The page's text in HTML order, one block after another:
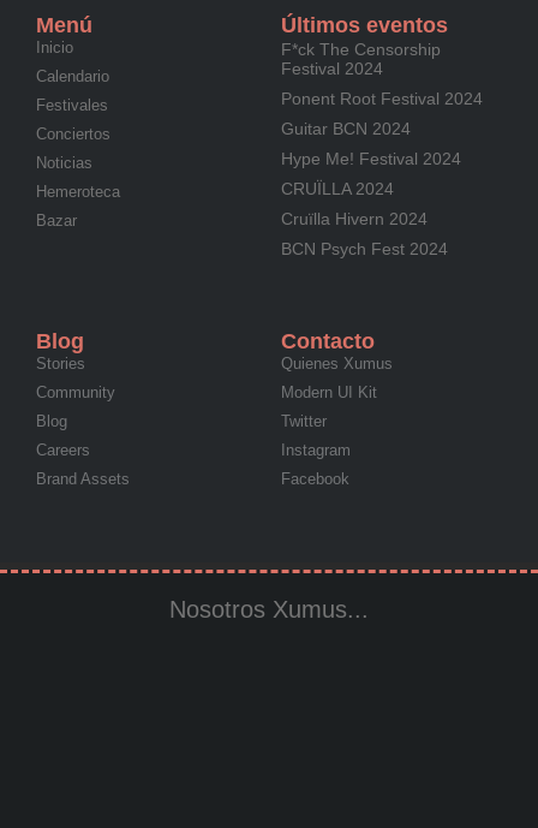
Menú
Inicio
Calendario
Festivales
Conciertos
Noticias
Hemeroteca
Bazar
Últimos eventos
F*ck The Censorship
Festival 2024
Ponent Root Festival 2024
Guitar BCN 2024
Hype Me! Festival 2024
CRUÏLLA 2024
Cruïlla Hivern 2024
BCN Psych Fest 2024
Blog
Stories
Community
Blog
Careers
Brand Assets
Contacto
Quienes Xumus
Modern UI Kit
Twitter
Instagram
Facebook
Nosotros Xumus...